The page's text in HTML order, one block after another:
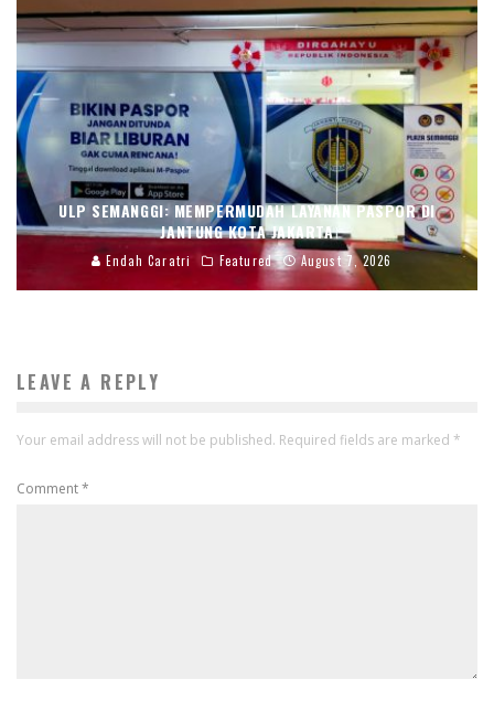
ULP SEMANGGI: MEMPERMUDAH LAYANAN PASPOR DI
JANTUNG KOTA JAKARTA
Endah Caratri Featured August 7, 2026
LEAVE A REPLY
Your email address will not be published. Required fields are marked *
Comment*